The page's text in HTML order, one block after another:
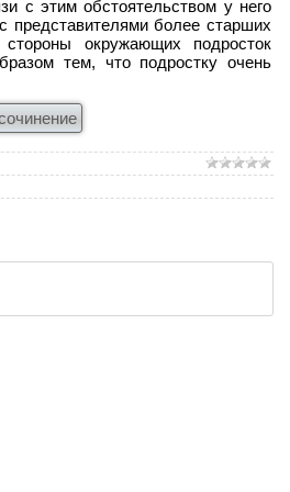
с этим обстоятельством у него
представителями более старших
окружающих подросток
тем, что подростку очень